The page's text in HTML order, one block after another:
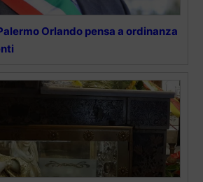
Orlando pensa a ordinanza